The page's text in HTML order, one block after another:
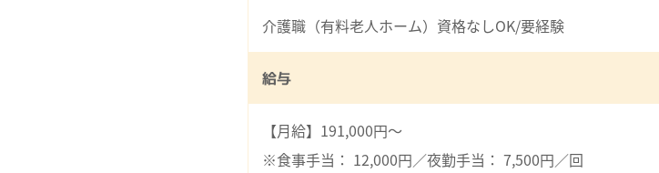
介護職（有料老人ホーム）資格なしOK/要経験
給与
【月給】191,000円～
※食事手当： 12,000円／夜勤手当： 7,500円／回